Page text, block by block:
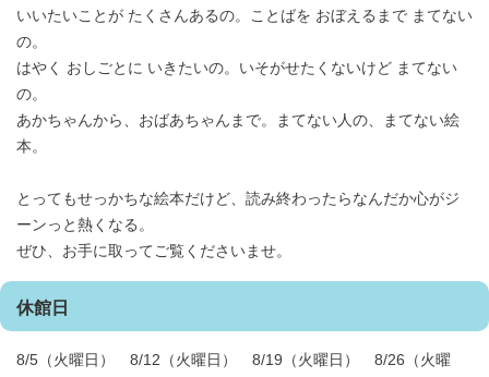
いいたいことが たくさんあるの。ことばを おぼえるまで まてない
の。
はやく おしごとに いきたいの。いそがせたくないけど まてない
の。
あかちゃんから、おばあちゃんまで。まてない人の、まてない絵
本。
とってもせっかちな絵本だけど、読み終わったらなんだか心がジ
ーンっと熱くなる。
ぜひ、お手に取ってご覧くださいませ。
休館日
8/5（火曜日） 8/12（火曜日） 8/19（火曜日） 8/26（火曜